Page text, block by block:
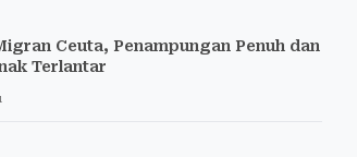
Ceuta, Penampungan Penuh dan
Terlantar